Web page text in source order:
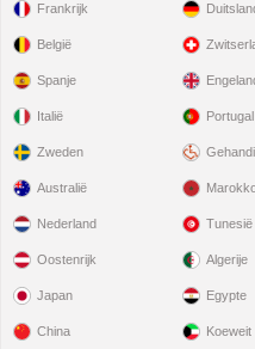
Frankrijk
België
Spanje
Italië
Zweden
Portugal
Australië
Nederland
Oostenrijk
Japan
China
Tunesië
Algerije
Egypte
Koeweit